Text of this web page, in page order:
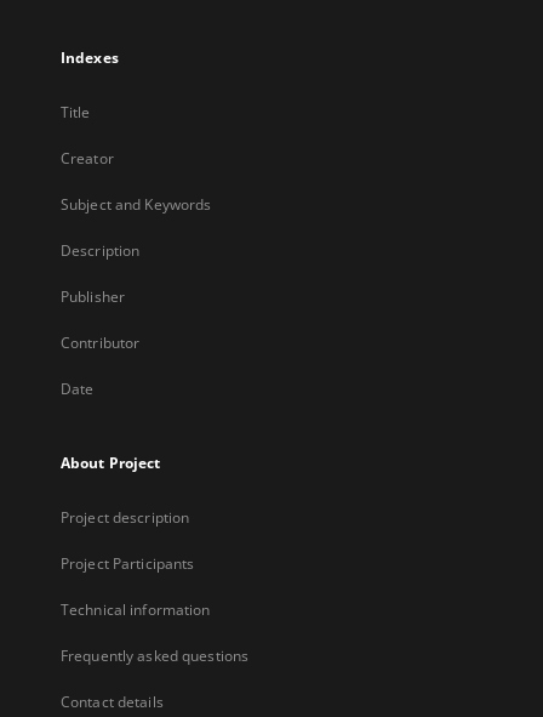
Indexes
Title
Creator
Subject and Keywords
Description
Publisher
Contributor
Date
About Project
Project description
Project Participants
Technical information
Frequently asked questions
Contact details